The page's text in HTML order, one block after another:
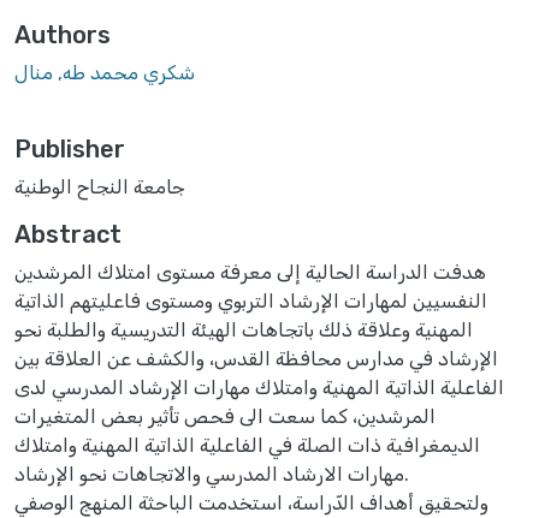
Authors
شكري محمد طه, منال
Publisher
جامعة النجاح الوطنية
Abstract
هدفت الدراسة الحالية إلى معرفة مستوى امتلاك المرشدين
النفسيين لمهارات الإرشاد التربوي ومستوى فاعليتهم الذاتية
المهنية وعلاقة ذلك باتجاهات الهيئة التدريسية والطلبة نحو
الإرشاد في مدارس محافظة القدس، والكشف عن العلاقة بين
الفاعلية الذاتية المهنية وامتلاك مهارات الإرشاد المدرسي لدى
المرشدين، كما سعت الى فحص تأثير بعض المتغيرات
الديمغرافية ذات الصلة في الفاعلية الذاتية المهنية وامتلاك
مهارات الارشاد المدرسي والاتجاهات نحو الإرشاد.
ولتحقيق أهداف الدّراسة، استخدمت الباحثة المنهج الوصفي